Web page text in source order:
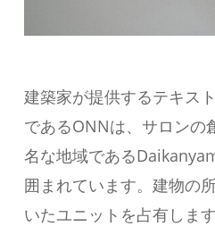
建築家が提供するテキス
であるONNは、サロンの
名な地域である
囲まれています。建物の
いたユニットを占有しま